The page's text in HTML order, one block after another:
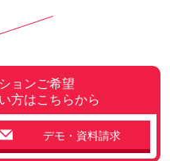
ョンご希望
方はこちらから
デモ・資料請求